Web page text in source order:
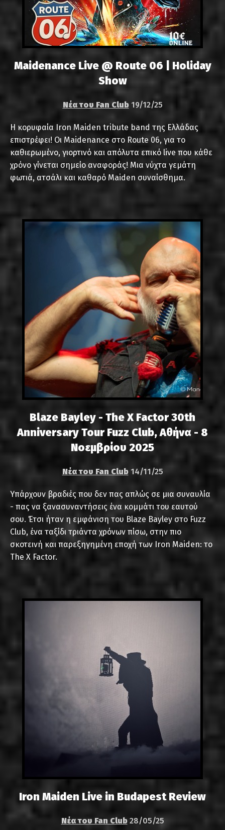
Maidenance Live @ Route 06 | Holiday
Show
Νέα του Fan Club 19/12/25
Η κορυφαία Iron Maiden tribute band της Ελλάδας
επιστρέφει! Οι Maidenance στο Route 06, για το
καθιερωμένο, γιορτινό και απόλυτα επικό live που κάθε
χρόνο γίνεται σημείο αναφοράς! Μια νύχτα γεμάτη
φωτιά, ατσάλι και καθαρό Maiden συναίσθημα.
Blaze Bayley - The X Factor 30th
Anniversary Tour Fuzz Club, Αθήνα - 8
Νοεμβρίου 2025
Νέα του Fan Club 14/11/25
Υπάρχουν βραδιές που δεν πας απλώς σε μια συναυλία
- πας να ξανασυναντήσεις ένα κομμάτι του εαυτού
σου. Έτσι ήταν η εμφάνιση του Blaze Bayley στο Fuzz
Club, ένα ταξίδι τριάντα χρόνων πίσω, στην πιο
σκοτεινή και παρεξηγημένη εποχή των Iron Maiden: το
The X Factor.
Iron Maiden Live in Budapest Review
Νέα του Fan Club 28/05/25